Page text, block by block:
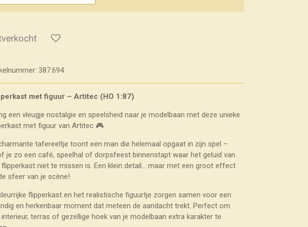
387.694
met figuur – Artitec (HO 1:87)
een vleugje nostalgie en speelsheid naar je modelbaan met deze unieke
met figuur van Artitec 🎮
tafereeltje toont een man die helemaal opgaat in zijn spel –
je zo een café, speelhal of dorpsfeest binnenstapt waar het geluid van
flipperkast niet te missen is. Een klein detail… maar met een groot effect
sfeer van je scène!
flipperkast en het realistische figuurtje zorgen samen voor een
en herkenbaar moment dat meteen de aandacht trekt. Perfect om
interieur, terras of gezellige hoek van je modelbaan extra karakter te